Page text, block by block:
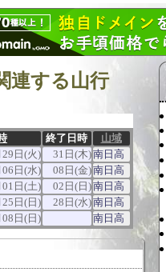
連する山行
終了日時
山域
日(火) 31日(木)南日高
日(水) 08日(金)南日高
日(土) 02日(日)南日高
日(日) 28日(水)南日高
日(日) 南日高